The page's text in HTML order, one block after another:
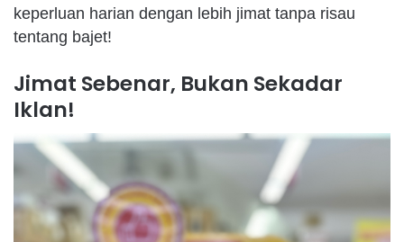
keperluan harian dengan lebih jimat tanpa risau
tentang bajet!
Jimat Sebenar, Bukan Sekadar
Iklan!